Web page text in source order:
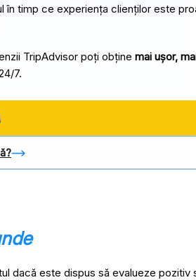
în timp ce experiența clienților este
TripAdvisor poți obține mai ușor,
7.
dacă este dispus să evalueze pozitiv